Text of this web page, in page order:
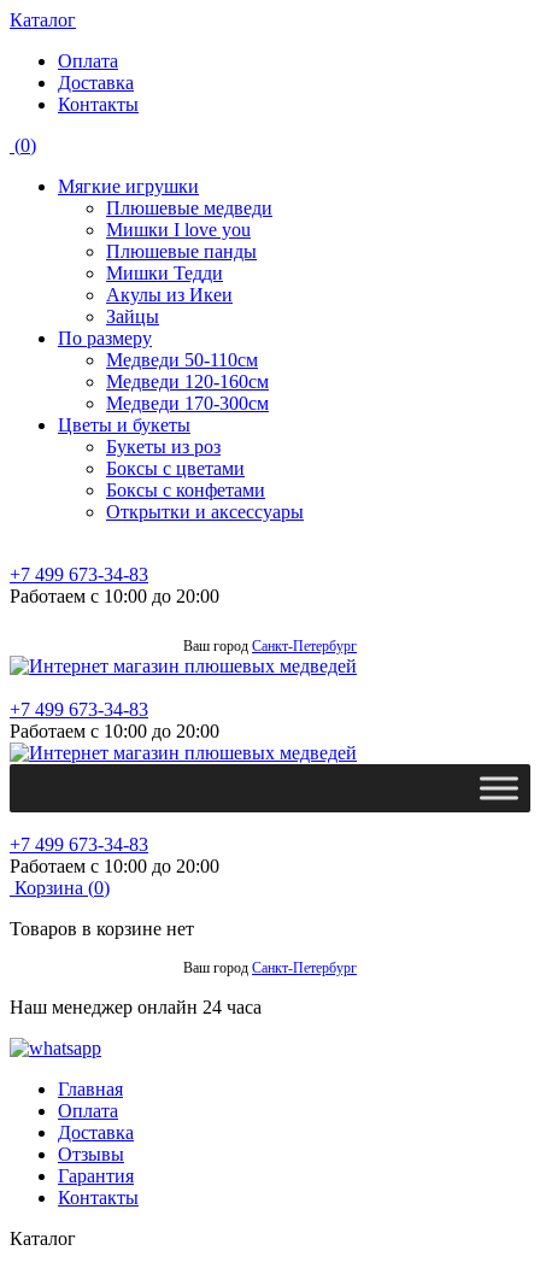
Каталог
Оплата
Доставка
Контакты
(0)
Мягкие игрушки
Плюшевые медведи
Мишки I love you
Плюшевые панды
Мишки Тедди
Акулы из Икеи
Зайцы
По размеру
Медведи 50-110см
Медведи 120-160см
Медведи 170-300см
Цветы и букеты
Букеты из роз
Боксы с цветами
Боксы с конфетами
Открытки и аксессуары
+7 499 673-34-83
Работаем с 10:00 до 20:00
Ваш город Санкт-Петербург
+7 499 673-34-83
Работаем с 10:00 до 20:00
+7 499 673-34-83
Работаем с 10:00 до 20:00
Корзина (0)
Товаров в корзине нет
Ваш город Санкт-Петербург
Наш менеджер онлайн 24 часа
Главная
Оплата
Доставка
Отзывы
Гарантия
Контакты
Каталог